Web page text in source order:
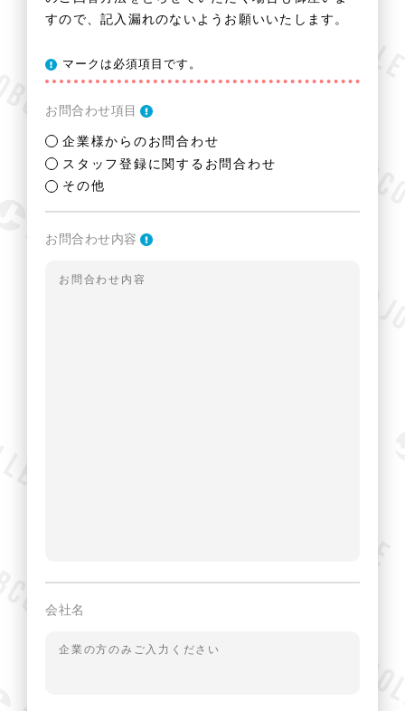
すので、記入漏れのないようお願いいたします。
マークは必須項目です。
お問合わせ項目
企業様からのお問合わせ
スタッフ登録に関するお問合わせ
その他
お問合わせ内容
会社名